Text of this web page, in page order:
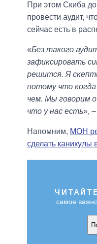
При этом Скиба
провести аудит,
сейчас есть в
«Без такого
зафиксировать
решится. Я
потому что
чем. Мы говорим
что у нас есть»,
Напомним, МОН
сделать каникулы
самое